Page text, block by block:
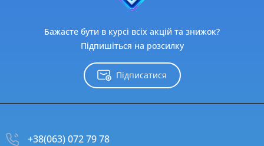
Бажаєте бути в курсі всіх акцій та знижок?
Підпишіться на розсилку
Підписатися
+38(063) 072 79 78